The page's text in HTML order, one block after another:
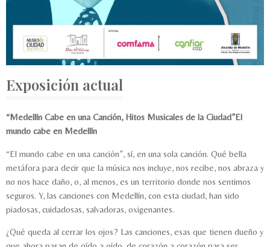
Exposición actual
“Medellín Cabe en una Canción, Hitos Musicales de la Ciudad”El
mundo cabe en Medellín
“El mundo cabe en una canción”, sí, en una sola canción. Qué bella
metáfora para decir que la música nos incluye, nos recibe, nos abraza y
no nos hace daño, o, al menos, es un territorio donde nos sentimos
seguros. Y, las canciones con Medellín, con esta ciudad, han sido
piadosas, cuidadosas, salvadoras, oxigenantes.
¿Qué queda al cerrar los ojos? Las canciones, esas que tienen dueño y